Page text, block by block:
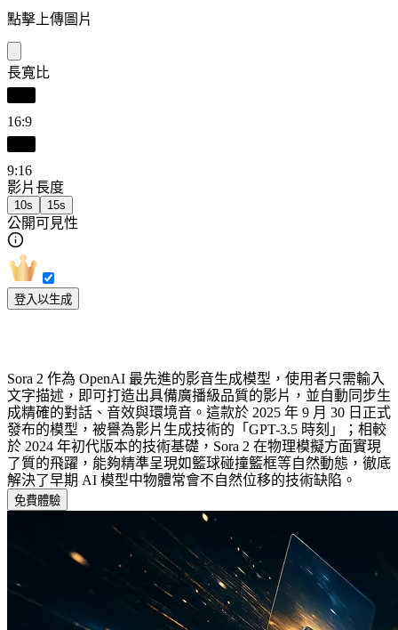
點擊上傳圖片
長寬比
16:9
9:16
影片長度
10s 15s
公開可見性
登入以生成
Sora 2 作為 OpenAI 最先進的影音生成模型，使用者只需輸入
文字描述，即可打造出具備廣播級品質的影片，並自動同步生
成精確的對話、音效與環境音。這款於 2025 年 9 月 30 日正式
發布的模型，被譽為影片生成技術的「GPT-3.5 時刻」；相較
於 2024 年初代版本的技術基礎，Sora 2 在物理模擬方面實現
了質的飛躍，能夠精準呈現如籃球碰撞籃框等自然動態，徹底
解決了早期 AI 模型中物體常會不自然位移的技術缺陷。
免費體驗